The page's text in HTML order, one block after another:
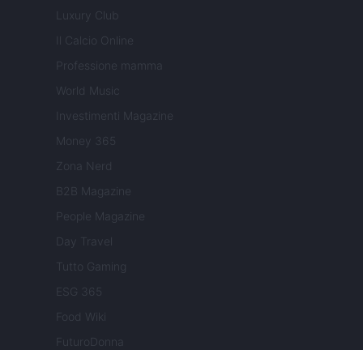
Luxury Club
Il Calcio Online
Professione mamma
World Music
Investimenti Magazine
Money 365
Zona Nerd
B2B Magazine
People Magazine
Day Travel
Tutto Gaming
ESG 365
Food Wiki
FuturoDonna